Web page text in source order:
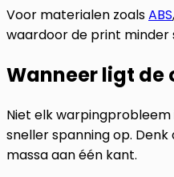
Voor materialen zoalsABS,
waardoor de print minder
Wanneer ligt de
Niet elk
sneller spanning op.
massa aan één kant.